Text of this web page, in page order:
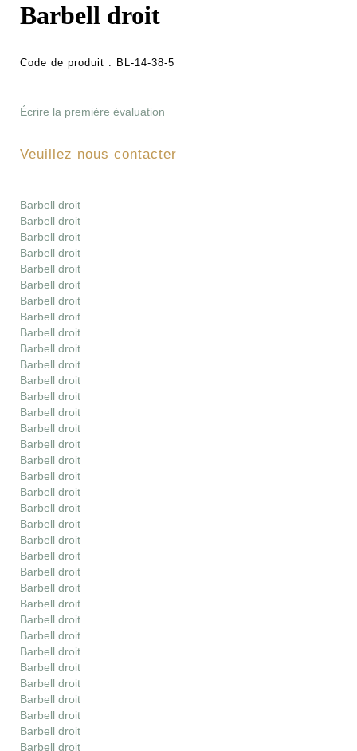
Barbell droit
Code de produit : BL-14-38-5
Écrire la première évaluation
Veuillez nous contacter
Barbell droit
Barbell droit
Barbell droit
Barbell droit
Barbell droit
Barbell droit
Barbell droit
Barbell droit
Barbell droit
Barbell droit
Barbell droit
Barbell droit
Barbell droit
Barbell droit
Barbell droit
Barbell droit
Barbell droit
Barbell droit
Barbell droit
Barbell droit
Barbell droit
Barbell droit
Barbell droit
Barbell droit
Barbell droit
Barbell droit
Barbell droit
Barbell droit
Barbell droit
Barbell droit
Barbell droit
Barbell droit
Barbell droit
Barbell droit
Barbell droit